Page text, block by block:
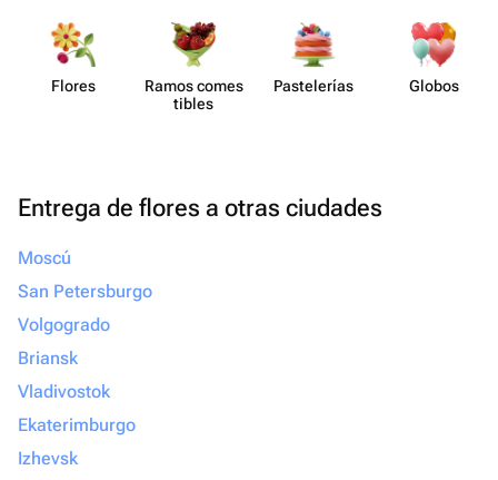
Flores
Ramos comes​
tibles
Paste​lerías Globos
Entrega de flores a otras ciudades
Moscú
San Petersburgo
Volgogrado
Briansk
Vladivostok
Ekaterimburgo
Izhevsk